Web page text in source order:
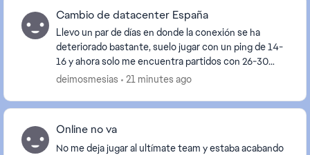
Cambio de datacenter España
Llevo un par de días en donde la conexión se ha
deteriorado bastante, suelo jugar con un ping de 14-
16 y ahora solo me encuentra partidos con 26-30
ping, he comprobado mi conexión en otros juegos y
deimosmesias 21 minutes ago
Online no va
No me deja jugar al ultímate team y estaba acabando